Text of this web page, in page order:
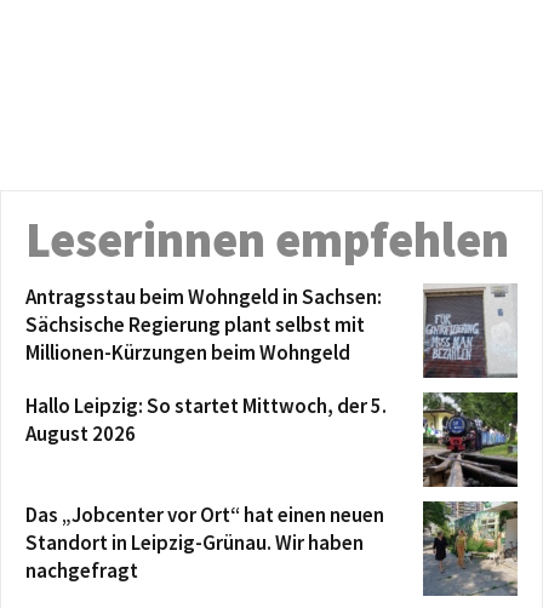
Leserinnen empfehlen
Antragsstau beim Wohngeld in Sachsen:
Sächsische Regierung plant selbst mit
Millionen-Kürzungen beim Wohngeld
Hallo Leipzig: So startet Mittwoch, der 5.
August 2026
Das „Jobcenter vor Ort“ hat einen neuen
Standort in Leipzig-Grünau. Wir haben
nachgefragt